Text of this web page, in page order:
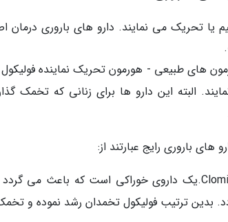
یا تحریک می نمایند. دارو های باروری درمان
البته این دارو ها برای زنانی که تخمک
های باروری رایج عبارتند از:
بدین ترتیب فولیکول تخمدان رشد نموده و